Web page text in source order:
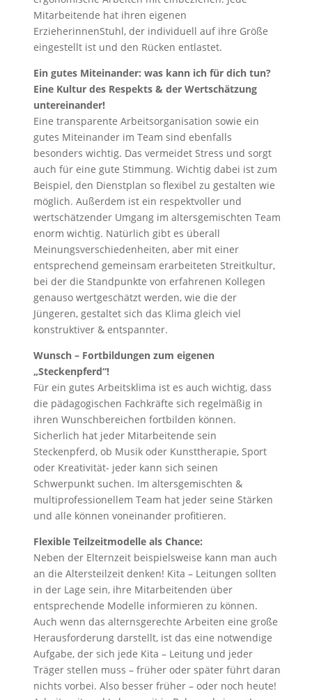
Mitarbeitende hat ihren eigenen
ErzieherinnenStuhl, der individuell auf ihre Größe
eingestellt ist und den Rücken entlastet.
Ein gutes Miteinander: was kann ich für dich tun?
Eine Kultur des Respekts & der Wertschätzung
untereinander!
Eine transparente Arbeitsorganisation sowie ein
gutes Miteinander im Team sind ebenfalls
besonders wichtig. Das vermeidet Stress und sorgt
auch für eine gute Stimmung. Wichtig dabei ist zum
Beispiel, den Dienstplan so flexibel zu gestalten wie
möglich. Außerdem ist ein respektvoller und
wertschätzender Umgang im altersgemischten Team
enorm wichtig. Natürlich gibt es überall
Meinungsverschiedenheiten, aber mit einer
entsprechend gemeinsam erarbeiteten Streitkultur,
bei der die Standpunkte von erfahrenen Kollegen
genauso wertgeschätzt werden, wie die der
Jüngeren, gestaltet sich das Klima gleich viel
konstruktiver & entspannter.
Wunsch – Fortbildungen zum eigenen
„Steckenpferd“!
Für ein gutes Arbeitsklima ist es auch wichtig, dass
die pädagogischen Fachkräfte sich regelmäßig in
ihren Wunschbereichen fortbilden können.
Sicherlich hat jeder Mitarbeitende sein
Steckenpferd, ob Musik oder Kunsttherapie, Sport
oder Kreativität- jeder kann sich seinen
Schwerpunkt suchen. Im altersgemischten &
multiprofessionellem Team hat jeder seine Stärken
und alle können voneinander profitieren.
Flexible Teilzeitmodelle als Chance:
Neben der Elternzeit beispielsweise kann man auch
an die Altersteilzeit denken! Kita – Leitungen sollten
in der Lage sein, ihre Mitarbeitenden über
entsprechende Modelle informieren zu können.
Auch wenn das alternsgerechte Arbeiten eine große
Herausforderung darstellt, ist das eine notwendige
Aufgabe, der sich jede Kita – Leitung und jeder
Träger stellen muss – früher oder später führt daran
nichts vorbei. Also besser früher – oder noch heute!